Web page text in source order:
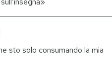
sto solo consumando la mia